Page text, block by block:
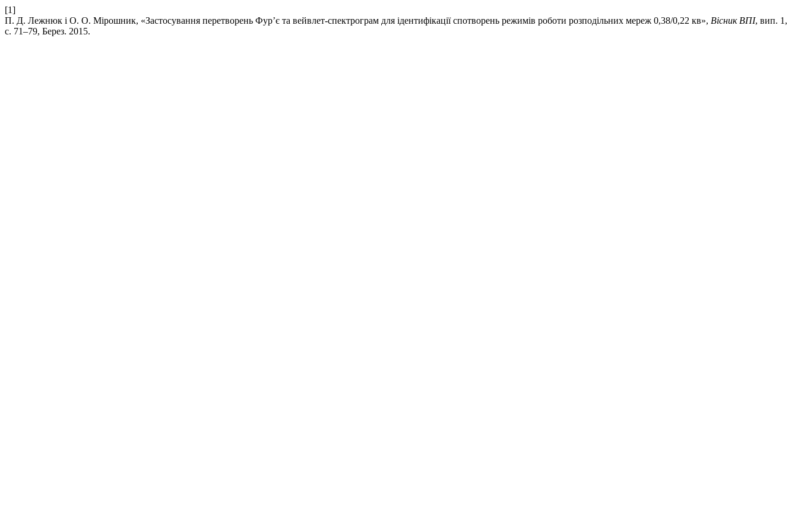
[1]
П. Д. Лежнюк і О. О. Мірошник, «Застосування перетворень Фур’є та вейвлет-спектрограм для ідентифікації спотворень режимів роботи розподільних мереж 0,38/0,22 кв», Вісник ВПІ, вип. 1,
с. 71–79, Берез. 2015.